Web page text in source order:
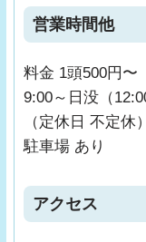
営業時間他
料金 1頭500円〜
9:00～日没（
（定休日 不定休）
駐車場 あり
アクセス